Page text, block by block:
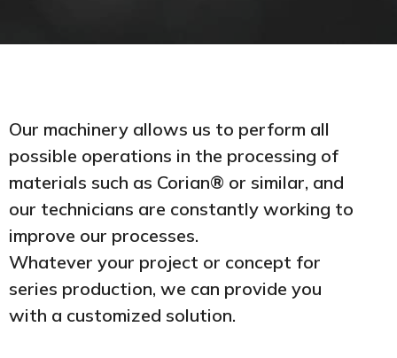
Our machinery allows us to perform all
possible operations in the processing of
materials such as Corian® or similar, and
our technicians are constantly working to
improve our processes.
Whatever your project or concept for
series production, we can provide you
with a customized solution.